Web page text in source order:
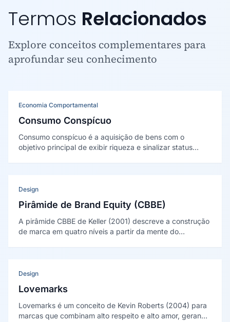
Termos Relacionados
Explore conceitos complementares para
aprofundar seu conhecimento
Economia Comportamental
Consumo Conspícuo
Consumo conspícuo é a aquisição de bens com o
objetivo principal de exibir riqueza e sinalizar status
Design
Pirâmide de Brand Equity (CBBE)
A pirâmide CBBE de Keller (2001) descreve a construção
de marca em quatro níveis a partir da mente do
Design
Lovemarks
Lovemarks é um conceito de Kevin Roberts (2004) para
marcas que combinam alto respeito e alto amor, gerando